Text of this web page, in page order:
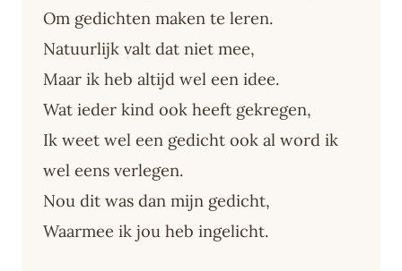
Om gedichten maken te leren.
Natuurlijk valt dat niet mee,
Maar ik heb altijd wel een idee.
Wat ieder kind ook heeft gekregen,
Ik weet wel een gedicht ook al word ik
wel eens verlegen.
Nou dit was dan mijn gedicht,
Waarmee ik jou heb ingelicht.